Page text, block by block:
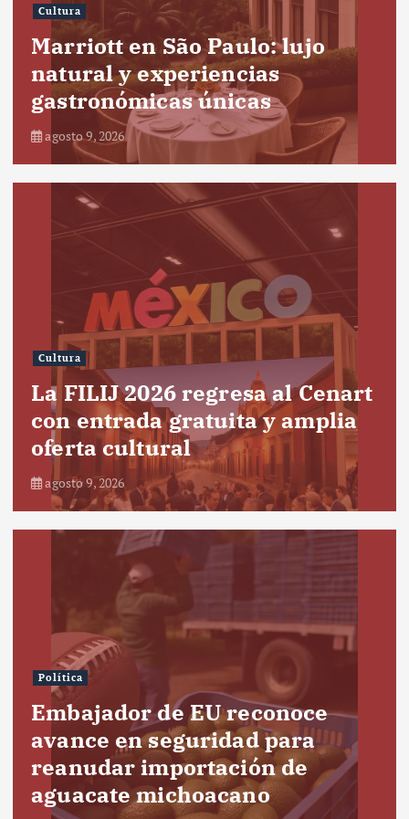
Cultura
Marriott en São Paulo: lujo
natural y experiencias
gastronómicas únicas
agosto 9, 2026
Cultura
La FILIJ 2026 regresa al Cenart
con entrada gratuita y amplia
oferta cultural
agosto 9, 2026
Política
Embajador de EU reconoce
avance en seguridad para
reanudar importación de
aguacate michoacano